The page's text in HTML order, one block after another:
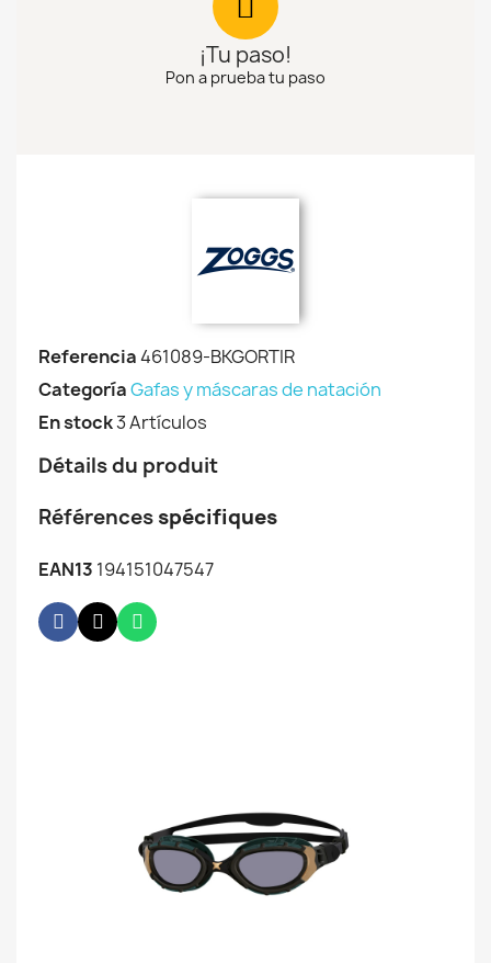
¡Tu paso!
Pon a prueba tu paso
Referencia461089-BKGORTIR
CategoríaGafas y máscaras de natación
En stock3 Artículos
Détails du produit
Références spécifiques
EAN13 194151047547